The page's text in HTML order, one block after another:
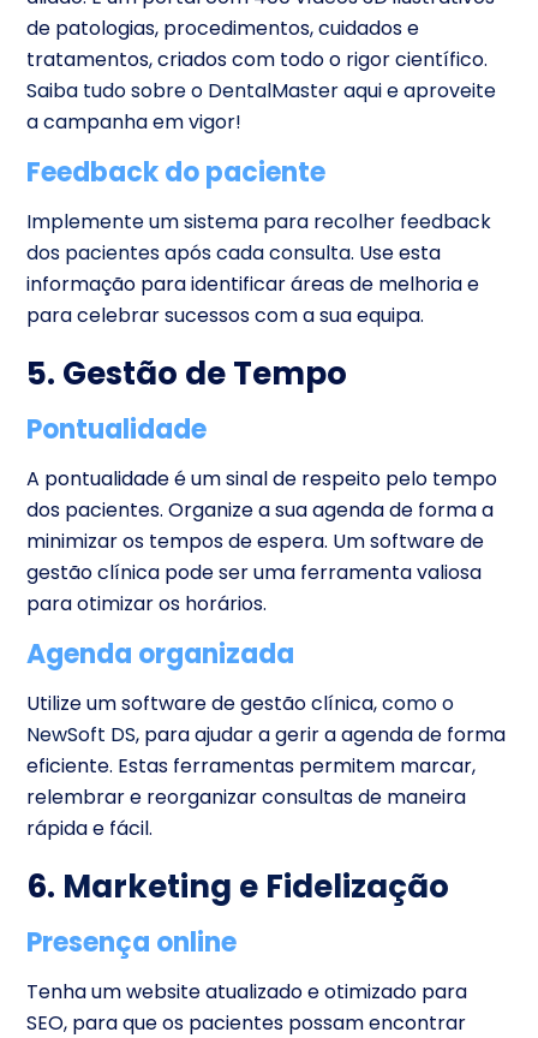
de patologias, procedimentos, cuidados e
tratamentos, criados com todo o rigor científico.
Saiba tudo sobre o DentalMaster aqui e aproveite
a campanha em vigor!
Feedback do paciente
Implemente um sistema para recolher feedback
dos pacientes após cada consulta. Use esta
informação para identificar áreas de melhoria e
para celebrar sucessos com a sua equipa.
5. Gestão de Tempo
Pontualidade
A pontualidade é um sinal de respeito pelo tempo
dos pacientes. Organize a sua agenda de forma a
minimizar os tempos de espera. Um software de
gestão clínica pode ser uma ferramenta valiosa
para otimizar os horários.
Agenda organizada
Utilize um software de gestão clínica,como o
NewSoft DS, para ajudar a gerir a agenda de forma
eficiente. Estas ferramentas permitem marcar,
relembrar e reorganizar consultas de maneira
rápida e fácil.
6. Marketing e Fidelização
Presença online
Tenha um website atualizado e otimizado para
SEO, para que os pacientes possam encontrar